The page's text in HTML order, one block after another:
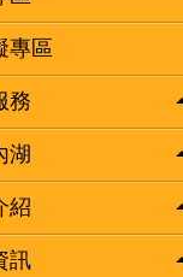
專區
務
湖
紹
訊